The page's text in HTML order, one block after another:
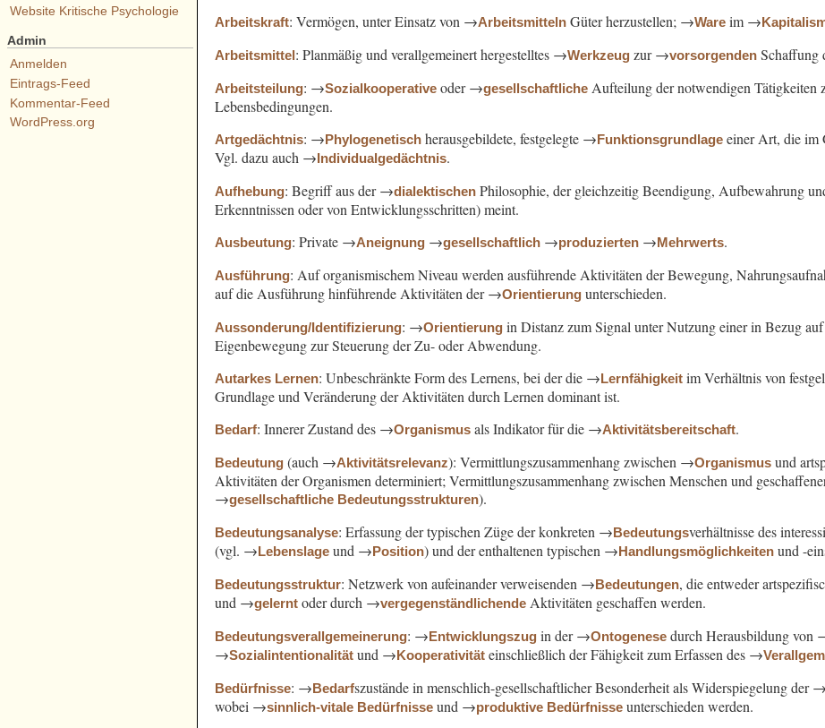
Arbeitskraft: Vermögen, unter Einsatz von →Arbeitsmitteln Güter herzustellen; →Ware im →
Arbeitsmittel: Planmäßig und verallgemeinert hergestelltes →Werkzeug zur →vorsorgenden Schaffung
Arbeitsteilung: →Sozialkooperative oder →gesellschaftliche Aufteilung der notwendigen Tätigkeiten
Lebensbedingungen.
Artgedächtnis: →Phylogenetisch herausgebildete, festgelegte →Funktionsgrundlage einer Art, die im
Vgl. dazu auch →Individualgedächtnis.
Aufhebung: Begriff aus der →dialektischen Philosophie, der gleichzeitig Beendigung, Aufbewahrung
Erkenntnissen oder von Entwicklungsschritten) meint.
Ausbeutung: Private →Aneignung →gesellschaftlich →produzierten →Mehrwerts.
Ausführung: Auf organismischem Niveau werden ausführende Aktivitäten der Bewegung,
auf die Ausführung hinführende Aktivitäten der →Orientierung unterschieden.
Aussonderung/Identifizierung: →Orientierung in Distanz zum Signal unter Nutzung einer in Bezug
Eigenbewegung zur Steuerung der Zu- oder Abwendung.
Autarkes Lernen: Unbeschränkte Form des Lernens, bei der die →Lernfähigkeit im Verhältnis von
Grundlage und Veränderung der Aktivitäten durch Lernen dominant ist.
Bedarf: Innerer Zustand des →Organismus als Indikator für die →Aktivitätsbereitschaft.
Bedeutung (auch →Aktivitätsrelevanz): Vermittlungszusammenhang zwischen →Organismus und
Aktivitäten der Organismen determiniert; Vermittlungszusammenhang zwischen Menschen und
→gesellschaftliche Bedeutungsstrukturen).
Bedeutungsanalyse: Erfassung der typischen Züge der konkreten →Bedeutungsverhältnisse des
(vgl. →Lebenslage und →Position) und der enthaltenen typischen →Handlungsmöglichkeiten und -
Bedeutungsstruktur: Netzwerk von aufeinander verweisenden →Bedeutungen, die entweder
und →gelernt oder durch →vergegenständlichende Aktivitäten geschaffen werden.
Bedeutungsverallgemeinerung: →Entwicklungszug in der →Ontogenese durch Herausbildung von
→Sozialintentionalität und →Kooperativität einschließlich der Fähigkeit zum Erfassen des →
Bedürfnisse: →Bedarfszustände in menschlich-gesellschaftlicher Besonderheit als Widerspiegelung der →
wobei →sinnlich-vitale Bedürfnisse und →produktive Bedürfnisse unterschieden werden.
Website Kritische Psychologie
Admin
Anmelden
Eintrags-Feed
Kommentar-Feed
WordPress.org